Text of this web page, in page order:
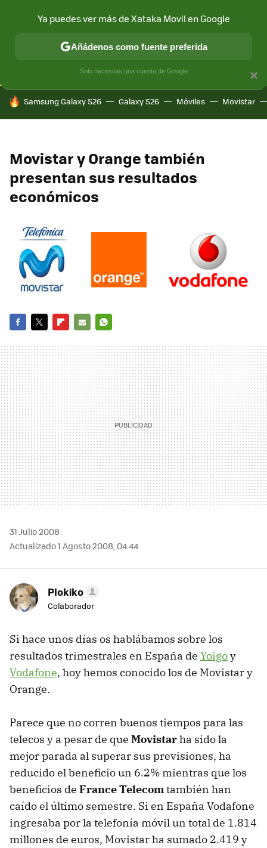
CONECTIVIDAD MÓVIL Y SOCIEDAD APLICACIONES
HOY SE HABLA DE
Samsung Galaxy S26 Galaxy S26 Móviles Movistar
Movistar y Orange también
presentan sus resultados
económicos
MAIL
31 Julio 2008
Actualizado 1 Agosto 2008, 04:44
Plokiko
Colaborador
Si hace unos días os hablábamos sobre los
resultados trimestrales en España de Yoigoy
Vodafone, hoy hemos conocido los de Movistar y
Orange.
Parece que no corren buenos tiempos para las
telecos y a pesar de que Movistarha sido la
mejor parada al superar sus previsiones, ha
reducido el beneficio un 6.2% mientras que los
beneficios de France Telecomtambién han
caído el último semestre. Si en España Vodafone
ingresaba por la telefonía móvil un total de 1.814
millones de euros, Movistar ha sumado 2.419 y
×
Ya puedes ver más de Xataka Movil en Google
Añádenos como fuente preferida
Solo necesitas una cuenta de Google